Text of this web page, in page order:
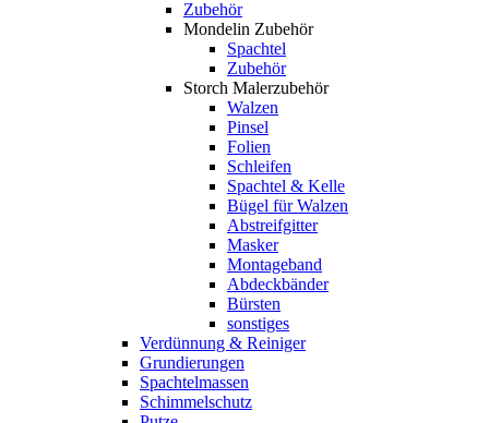
Zubehör
Mondelin Zubehör
Spachtel
Zubehör
Storch Malerzubehör
Walzen
Pinsel
Folien
Schleifen
Spachtel & Kelle
Bügel für Walzen
Abstreifgitter
Masker
Montageband
Abdeckbänder
Bürsten
sonstiges
Verdünnung & Reiniger
Grundierungen
Spachtelmassen
Schimmelschutz